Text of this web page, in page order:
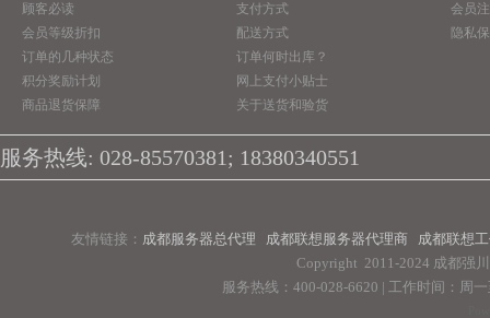
顾客必读
会员等级折扣
订单的几种状态
积分奖励计划
商品退货保障
支付方式
配送方式
订单何时出库？
网上支付小贴士
关于送货和验货
会员
隐私
服务热线: 028-85570381; 18380340551
友情链接： 成都服务器总代理 成都联想服务器代理商
成都联想
Copyright 2011-2024 成都强
服务热线：400-028-6620 | 工作时间：周